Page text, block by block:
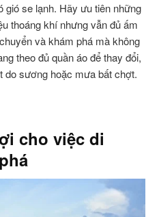
gió se lạnh. Hãy ưu tiên những
thoáng khí nhưng vẫn đủ ấm
và khám phá mà không
theo đủ quần áo để thay đổi,
do sương hoặc mưa bất chợt.
cho việc di